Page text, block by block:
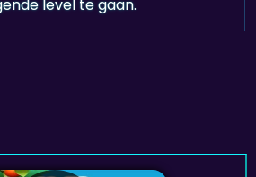
level te gaan.